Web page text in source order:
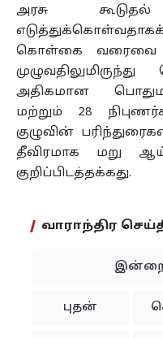
அரசு
எடுத்துக்கொள்வதாகக்
கொள்கை வரைவை
அதிகமான
மற்றும் 28
குழுவின்
தீவிரமாக மறு
குறிப்பிடத்தக்கது.
வாராந்திர
புதன்